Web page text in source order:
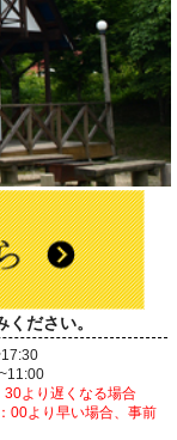
ください。
より遅くなる場合
00より早い場合、事前